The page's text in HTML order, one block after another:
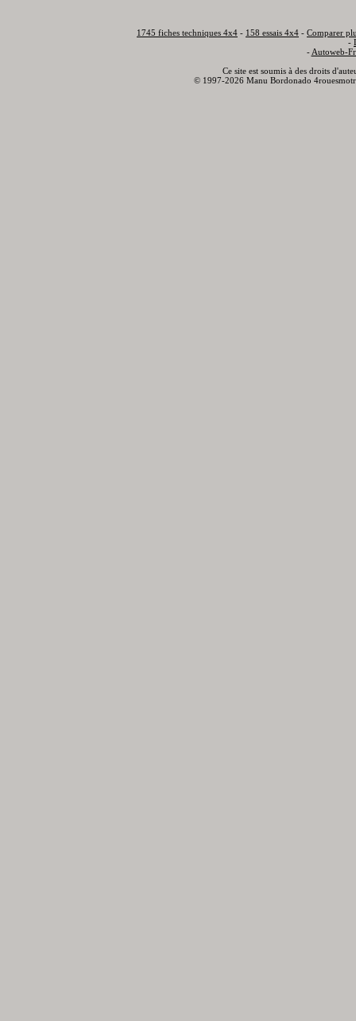
1745 fiches techniques 4x4 - 158 essais 4x4 - Comparer
-
- Autoweb-
Ce site est soumis à des droits
© 1997-2026 Manu Bordonado